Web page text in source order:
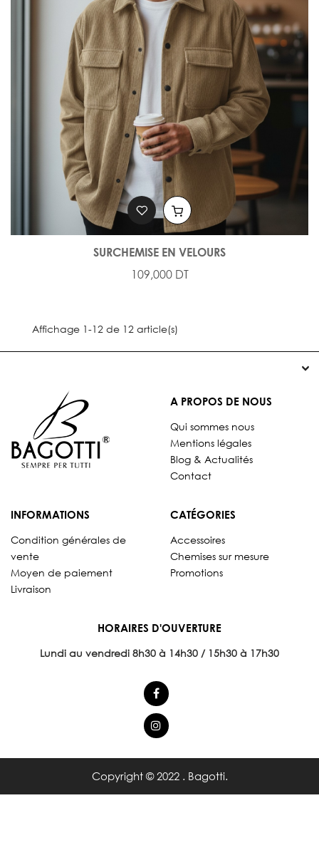
SURCHEMISE EN VELOURS
109,000 DT
Affichage 1-12 de 12 article(s)


A PROPOS DE NOUS
Qui sommes nous
Mentions légales
Blog & Actualités
Contact
INFORMATIONS
Condition générales de
vente
Moyen de paiement
Livraison
CATÉGORIES
Accessoires
Chemises sur mesure
Promotions
HORAIRES D'OUVERTURE
Lundi au vendredi 8h30 à 14h30 / 15h30 à 17h30
Copyright © 2022 . Bagotti.